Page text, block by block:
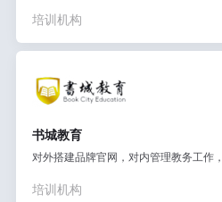
培训机构
书城教育
对外搭建品牌官网，对内管理教务工作
培训机构